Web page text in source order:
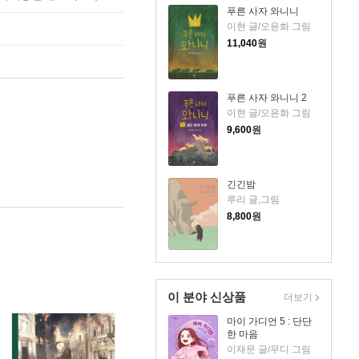
푸른 사자 와니니
이현 글/오윤화 그림
11,040원
푸른 사자 와니니 2
이현 글/오윤화 그림
9,600원
긴긴밤
루리 글,그림
8,800원
이 분야 신상품
마이 가디언 5 : 단단
한 마음
이재문 글/무디 그림
더보기